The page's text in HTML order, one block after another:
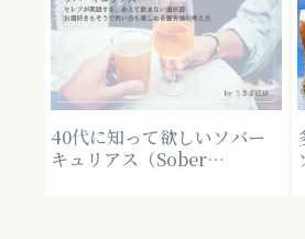
40代に知って欲しいソバー
キュリアス（Sober